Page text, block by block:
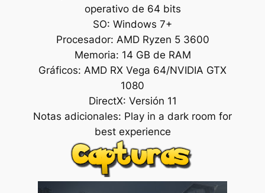
operativo de 64 bits
SO: Windows 7+
Procesador: AMD Ryzen 5 3600
Memoria: 14 GB de RAM
Gráficos: AMD RX Vega 64/NVIDIA GTX
1080
DirectX: Versión 11
Notas adicionales: Play in a dark room for
best experience